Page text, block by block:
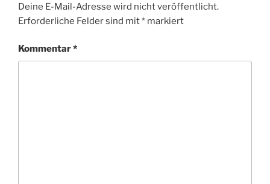
Deine E-Mail-Adresse wird nicht veröffentlicht.
Erforderliche Felder sind mit* markiert
Kommentar*